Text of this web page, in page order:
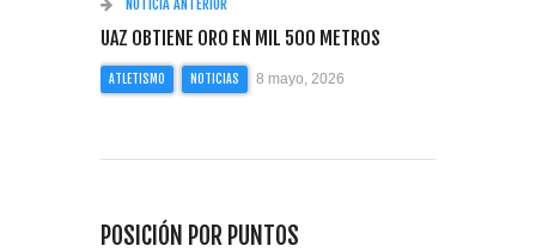
NOTICIA ANTERIOR
UAZ OBTIENE ORO EN MIL 500 METROS
ATLETISMO NOTICIAS 8 mayo, 2026
POSICIÓN POR PUNTOS